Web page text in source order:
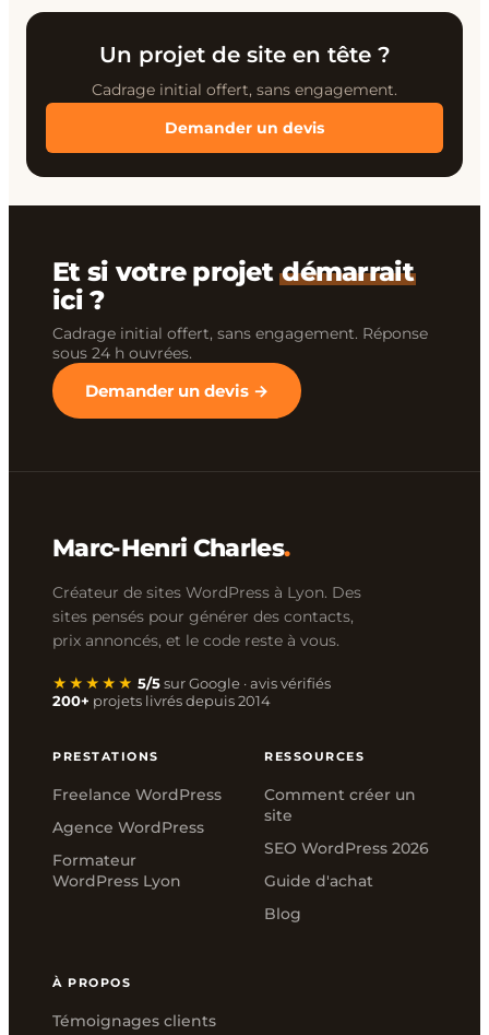
Un projet de site en tête ?
Cadrage initial offert, sans engagement.
Demander un devis
Et si votre projetdémarrait
ici ?
Cadrage initial offert, sans engagement. Réponse
sous 24 h ouvrées.
Demander un devis →
Marc-Henri Charles.
Créateur de sites WordPress à Lyon. Des
sites pensés pour générer des contacts,
prix annoncés, et le code reste à vous.
★★★★★ 5/5sur Google · avis vérifiés
200+ projets livrés depuis 2014
PRESTATIONS
Freelance WordPress
Agence WordPress
Formateur
WordPress Lyon
RESSOURCES
Comment créer un
site
SEO WordPress 2026
Guide d'achat
Blog
À PROPOS
Témoignages clients